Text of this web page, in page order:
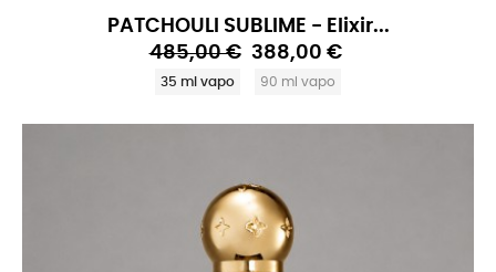
PATCHOULI SUBLIME - Elixir...
485,00 € 388,00 €
35 ml vapo 90 ml vapo